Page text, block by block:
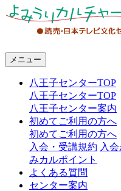
メニュー
八王子センターTOP
八王子センターTOP
八王子センター案内
初めてご利用の方へ
初めてご利用の方へ
入会・受講規約 入
みカルポイント
よくある質問
センター案内